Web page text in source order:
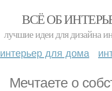
ВСЁ ОБ
лучшие идеи для дизайна
интерьер для дома
Мечтаете о